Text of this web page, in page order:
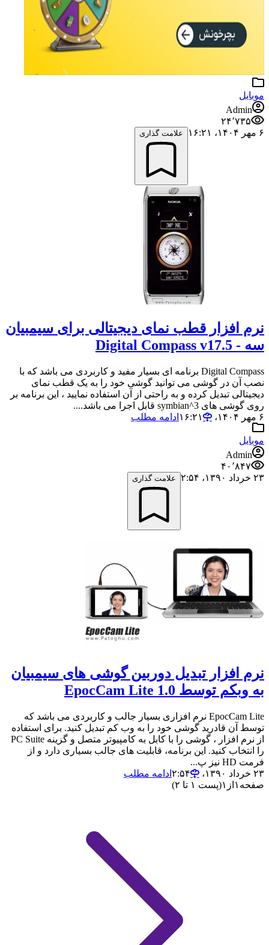
موبایل
Admin
۲۴٬۷۳۵
۶ مهر ۱۴۰۴،‏ ۱۶:۲۱
علامت گذاری
نرم افزار قطب نمای دیجیتالی برای سیمبیان
سه - Digital Compass v17.5
Digital Compass برنامه ای بسیار مفید و کاربردی می باشد که با
نصب آن در گوشی می توانید گوشی خود را به یک قطب نمای
دیجیتالی تبدیل کرده و به راحتی از آن استفاده نمایید ، این برنامه بر
روی گوشی های symbian^3 قابل اجرا می باشد....
۶ مهر ۱۴۰۴،‏ ۱۶:۲۱
ادامه مطلب
موبایل
Admin
۴۰٬۸۴۷
۲۳ خرداد ۱۳۹۰،‏ ۲:۵۴
علامت گذاری
نرم افزار تبدیل دوربین گوشی های سیمبیان
به وبکم توسط EpocCam Lite 1.0
EpocCam Lite نرم افزاری بسیار جالب و کاربردی می باشد که
توسط آن قادرید گوشی خود را به وب کم تبدیل کنید. برای استفاده
از نرم افزار ، گوشی را با کابل به کامپیوتر متصل و گزینه PC Suite
را انتخاب کنید. این برنامه، قابلیت های جالب بسیاری دارد و از
فرمت HD نیز پ...
۲۳ خرداد ۱۳۹۰،‏ ۲:۵۴
ادامه مطلب
صفحه ۱ از ۱(پست ۱ تا ۲)